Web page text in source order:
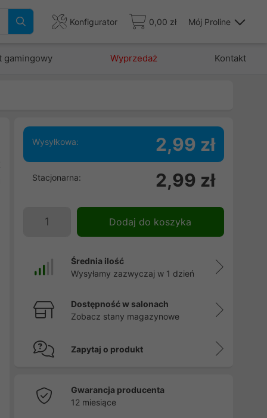
Konfigurator 0,00 zł Mój Proline
gamingowy Wyprzedaż Kontakt
Wysyłkowa: 2,99 zł
Stacjonarna: 2,99 zł
Dodaj do koszyka
Średnia ilość
Wysyłamy zazwyczaj w 1 dzień
Dostępność w salonach
Zobacz stany magazynowe
Zapytaj o produkt
Gwarancja producenta
12 miesiące